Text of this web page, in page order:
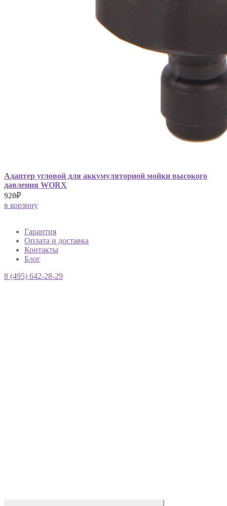
Адаптер угловой для аккумуляторной мойки высокого
давления WORX
920₽
в корзину
Гарантия
Оплата и доставка
Контакты
Блог
8 (495) 642-28-29